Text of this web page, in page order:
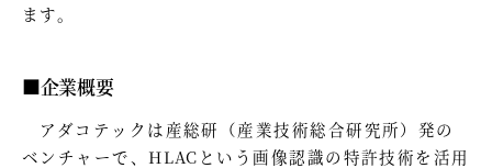
ます。
■企業概要
アダコテックは産総研（産業技術総合研究所）発の
ベンチャーで、HLACという画像認識の特許技術を活用